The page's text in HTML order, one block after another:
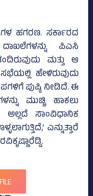
ಹಗರಣ. ಸರ್ಕಾರದ
ಪಿಎಸಿ
ಮತ್ತು ಆ
ಹೇಳಿರುವುದು
ಪುಷ್ಠಿ ನೀಡಿದೆ. ಈ
ಮುಚ್ಚಿ ಹಾಕಲು
ಸಾಂವಿಧಾನಿಕ
ಎನ್ನುತ್ತಾರೆ